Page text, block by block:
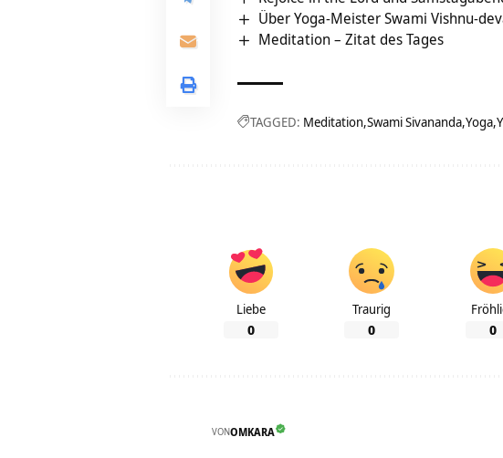
Über Yoga-Meister Swami Vishnu-
Meditation – Zitat des Tages
TAGGED: Meditation Swami Sivananda Yoga
Liebe
0
Traurig
0 0
VONOMKARA